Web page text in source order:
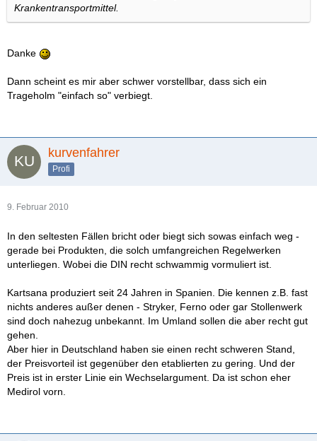
Krankentransportmittel.
Danke
Dann scheint es mir aber schwer vorstellbar, dass sich ein
Trageholm "einfach so" verbiegt.
kurvenfahrer
Profi
9. Februar 2010
In den seltesten Fällen bricht oder biegt sich sowas einfach weg -
gerade bei Produkten, die solch umfangreichen Regelwerken
unterliegen. Wobei die DIN recht schwammig vormuliert ist.
Kartsana produziert seit 24 Jahren in Spanien. Die kennen z.B. fast
nichts anderes außer denen - Stryker, Ferno oder gar Stollenwerk
sind doch nahezug unbekannt. Im Umland sollen die aber recht gut
gehen.
Aber hier in Deutschland haben sie einen recht schweren Stand,
der Preisvorteil ist gegenüber den etablierten zu gering. Und der
Preis ist in erster Linie ein Wechselargument. Da ist schon eher
Medirol vorn.